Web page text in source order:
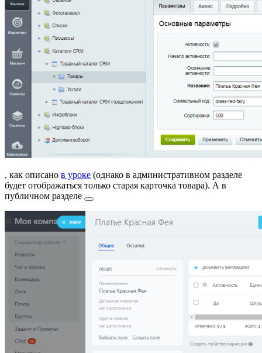
, как описано в уроке (однако в административном разделе
будет отображаться только старая карточка товара). А в
публичном разделе